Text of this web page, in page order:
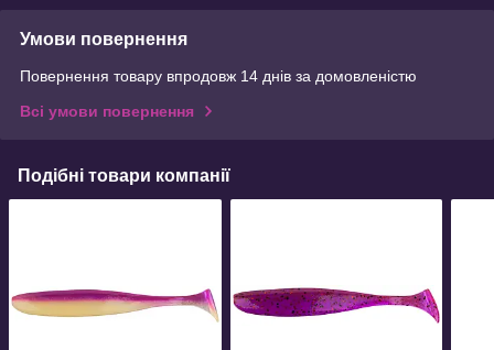
Умови повернення
Повернення товару впродовж 14 днів за домовленістю
Всі умови повернення
Подібні товари компанії